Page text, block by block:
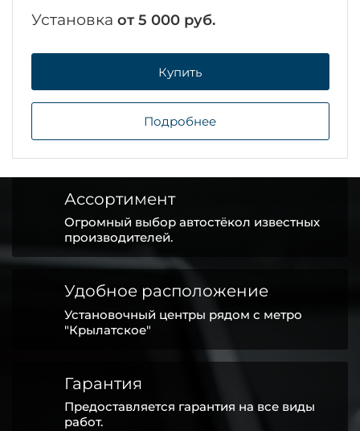
Установка от 5 000 руб.
Купить
Подробнее
Ассортимент
Огромный выбор автостёкол известных
производителей.
Удобное расположение
Установочный центры рядом с метро
"Крылатское"
Гарантия
Предоставляется гарантия на все виды
работ.